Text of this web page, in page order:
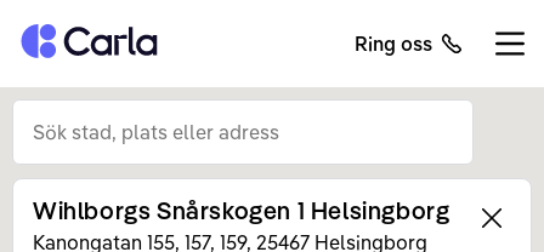
Tillbaka till startsidan Ring oss
Left
Wihlborgs Snårskogen 1 Helsingborg
Kanongatan 155, 157, 159, 25467 Helsingborg